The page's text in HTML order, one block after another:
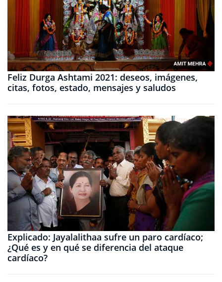
Feliz Durga Ashtami 2021: deseos, imágenes,
citas, fotos, estado, mensajes y saludos
Explicado: Jayalalithaa sufre un paro cardíaco;
¿Qué es y en qué se diferencia del ataque
cardíaco?